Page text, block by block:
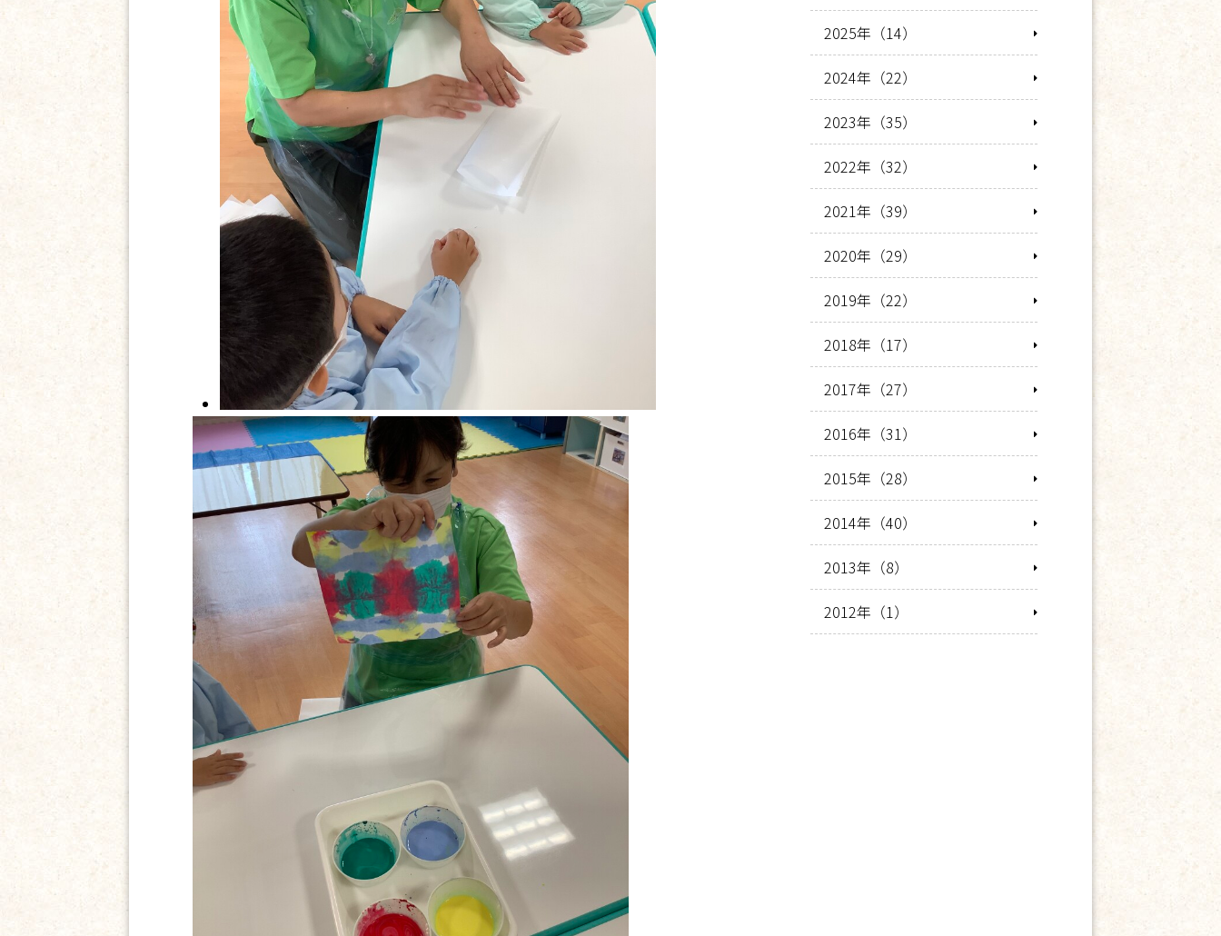
2025年（14）
2024年（22）
2023年（35）
2022年（32）
2021年（39）
2020年（29）
2019年（22）
2018年（17）
2017年（27）
2016年（31）
2015年（28）
2014年（40）
2013年（8）
2012年（1）